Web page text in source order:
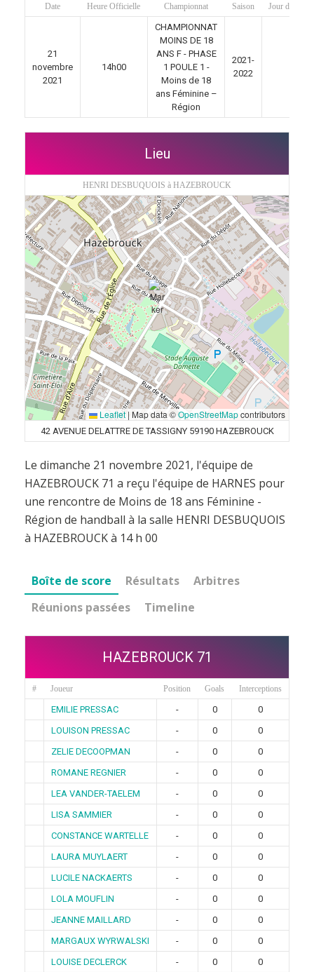
Date Heure Officielle Championnat Saison Jour de match
21
novembre
2021
14h00
CHAMPIONNAT
MOINS DE 18
ANS F - PHASE
1 POULE 1 -
Moins de 18
ans Féminine –
Région
2021-
2022
Lieu
HENRI DESBUQUOIS à HAZEBROUCK
Leaflet | Map data ©OpenStreetMapcontributors
42 AVENUE DELATTRE DE TASSIGNY 59190 HAZEBROUCK
Le dimanche 21 novembre 2021, l'équipe de
HAZEBROUCK 71 a reçu l'équipe de HARNES pour
une rencontre de Moins de 18 ans Féminine -
Région de handball à la salle HENRI DESBUQUOIS
à HAZEBROUCK à 14 h 00
Boîte de score Résultats
Arbitres
Réunions passées
Timeline
HAZEBROUCK 71
# Joueur Position Goals Interceptions
EMILIE PRESSAC - 0
0
LOUISON PRESSAC
- 0
0
ZELIE DECOOPMAN
- 0
0
ROMANE REGNIER
- 0
0
LEA VANDER-TAELEM
- 0
0
LISA SAMMIER
- 0
0
CONSTANCE WARTELLE
- 0
0
LAURA MUYLAERT
- 0
0
LUCILE NACKAERTS
- 0
0
LOLA MOUFLIN
- 0
0
JEANNE MAILLARD
- 0
0
MARGAUX WYRWALSKI
- 0
0
LOUISE DECLERCK
- 0
0